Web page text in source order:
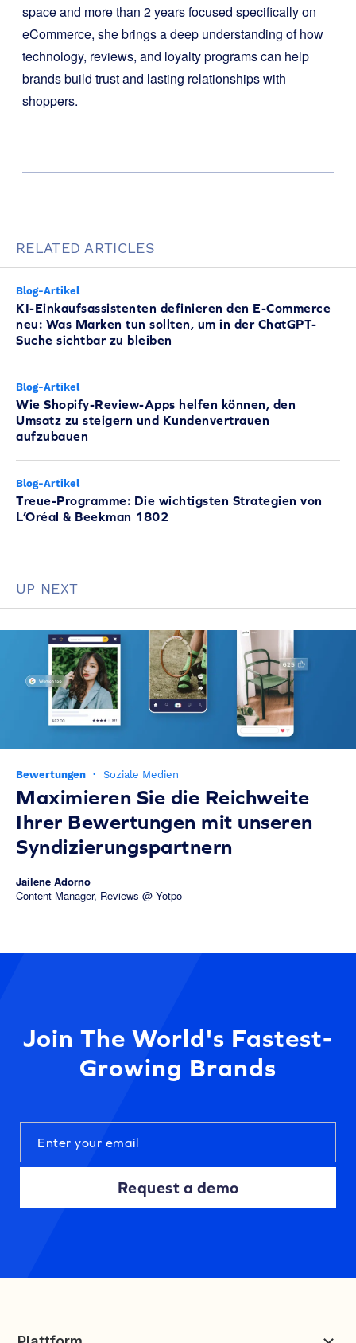
space and more than 2 years focused specifically on
eCommerce, she brings a deep understanding of how
technology, reviews, and loyalty programs can help
brands build trust and lasting relationships with
shoppers.
RELATED ARTICLES
Blog-Artikel
KI-Einkaufsassistenten definieren den E-Commerce
neu: Was Marken tun sollten, um in der ChatGPT-
Suche sichtbar zu bleiben
Blog-Artikel
Wie Shopify-Review-Apps helfen können, den
Umsatz zu steigern und Kundenvertrauen
aufzubauen
Blog-Artikel
Treue-Programme: Die wichtigsten Strategien von
L’Oréal & Beekman 1802
UP NEXT
Bewertungen · Soziale Medien
Maximieren Sie die Reichweite
Ihrer Bewertungen mit unseren
Syndizierungspartnern
Jailene Adorno
Content Manager, Reviews @ Yotpo
Join The World's Fastest-
Growing Brands
Request a demo